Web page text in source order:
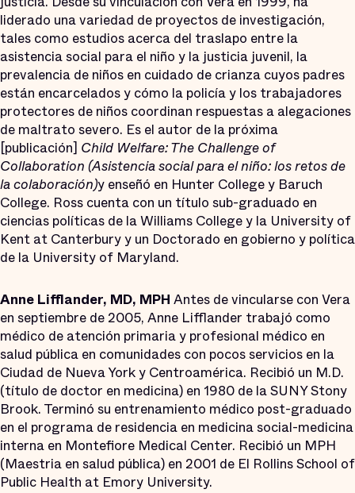
liderado una variedad de proyectos de investigación,
tales como estudios acerca del traslapo entre la
asistencia social para el niño y la justicia juvenil, la
prevalencia de niños en cuidado de crianza cuyos padres
están encarcelados y cómo la policía y los trabajadores
protectores de niños coordinan respuestas a alegaciones
de maltrato severo. Es el autor de la próxima
[publicación] Child Welfare: The Challenge of
Collaboration (Asistencia social para el niño: los retos de
la colaboración)y enseñó en Hunter College y Baruch
College. Ross cuenta con un título sub-graduado en
ciencias políticas de la Williams College y la University of
Kent at Canterbury y un Doctorado en gobierno y política
de la University of Maryland.
Anne Lifflander, MD, MPH Antes de vincularse con Vera
en septiembre de 2005, Anne Lifflander trabajó como
médico de atención primaria y profesional médico en
salud pública en comunidades con pocos servicios en la
Ciudad de Nueva York y Centroamérica. Recibió un M.D.
(título de doctor en medicina) en 1980 de la SUNY Stony
Brook. Terminó su entrenamiento médico post-graduado
en el programa de residencia en medicina social-medicina
interna en Montefiore Medical Center. Recibió un MPH
(Maestria en salud pública) en 2001 de El Rollins School of
Public Health at Emory University.